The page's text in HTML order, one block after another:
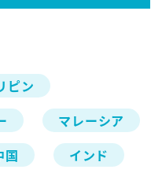
ピン
マレーシア
国
インド